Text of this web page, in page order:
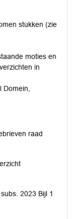
stukken (zie
moties en
in
Domein,
raad
2023 Bijl 1